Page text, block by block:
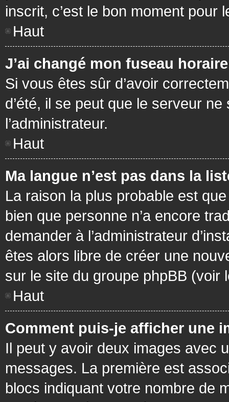
inscrit, c’est le bon moment pour
Haut
J’ai changé mon fuseau
Si vous êtes sûr d’avoir
d’été, il se peut que le serveur
l’administrateur.
Haut
Ma langue n’est pas dans la
La raison la plus probable est
bien que personne n’a encore
demander à l’administrateur
êtes alors libre de créer une
sur le site du groupe phpBB (voir
Haut
Comment puis-je afficher une
Il peut y avoir deux images avec
messages. La première est
blocs indiquant votre nombre de